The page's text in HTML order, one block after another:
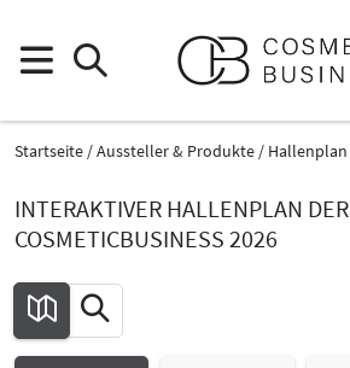
Startseite Aussteller & Produkte
Hallenplan
INTERAKTIVER HALLENPLAN DER
COSMETICBUSINESS 2026